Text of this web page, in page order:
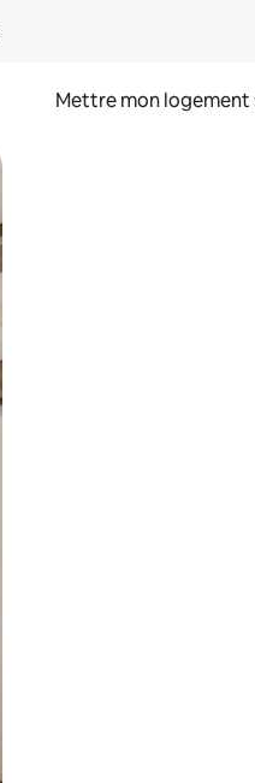
Mettre mon logement